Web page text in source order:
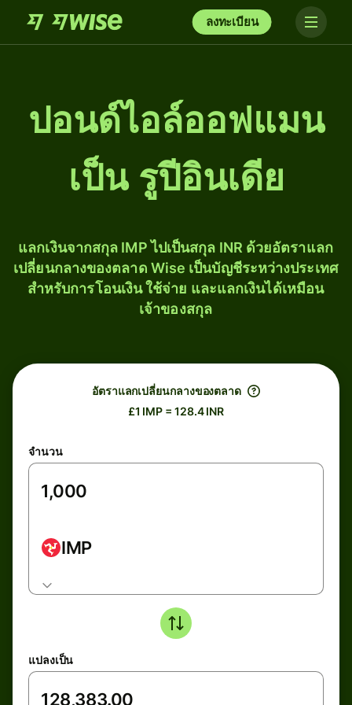
ลงทะเบียน
ปอนด์ไอล์ออฟแมน
เป็น รูปีอินเดีย
แลกเงินจากสกุล IMP ไปเป็นสกุล INR ด้วยอัตราแลก
เปลี่ยนกลางของตลาด Wise เป็นบัญชีระหว่างประเทศ
สำหรับการโอนเงิน ใช้จ่าย และแลกเงินได้เหมือน
เจ้าของสกุล
อัตราแลกเปลี่ยนกลางของตลาด
£1 IMP = 128.4 INR
จำนวน
IMP
แปลงเป็น